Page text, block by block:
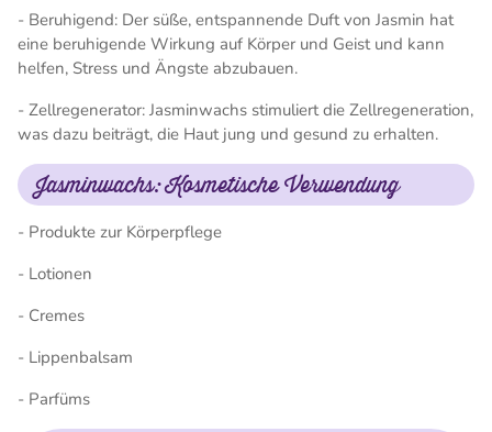
- Beruhigend: Der süße, entspannende Duft von Jasmin hat
eine beruhigende Wirkung auf Körper und Geist und kann
helfen, Stress und Ängste abzubauen.
- Zellregenerator: Jasminwachs stimuliert die Zellregeneration,
was dazu beiträgt, die Haut jung und gesund zu erhalten.
Jasminwachs: Kosmetische Verwendung
- Produkte zur Körperpflege
- Lotionen
- Cremes
- Lippenbalsam
- Parfüms